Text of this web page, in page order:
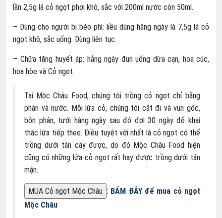
lần 2,5g lá cỏ ngọt phơi khô, sắc với 200ml nước còn 50ml.
– Dùng cho người bị béo phì: liều dùng hằng ngày là 7,5g lá cỏ
ngọt khô, sắc uống. Dùng liên tục.
– Chữa tăng huyết áp: hằng ngày đun uống dừa cạn, hoa cúc,
hoa hòe và Cỏ ngọt.
Tại Mộc Châu Food, chúng tôi trồng cỏ ngọt chỉ bằng
phân và nước. Mỗi lứa cỏ, chúng tôi cắt đi và vun gốc,
bón phân, tưới hàng ngày sau đó đợi 30 ngày để khai
thác lứa tiếp theo. Điều tuyệt vời nhất là cỏ ngọt có thể
trồng dưới tán cây được, do đó Mộc Châu Food hiện
cũng có những lứa cỏ ngọt rất hay được trồng dưới tán
mận.
​: BẤM ĐÂY để mua cỏ ngọt
Mộc Châu